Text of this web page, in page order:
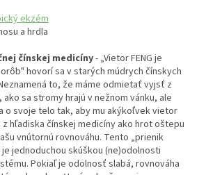
ekzém
a hrdla
čínskej medicíny- „Vietor FENG je
hovorí sa v starých múdrych čínskych
to, že máme odmietať vyjsť z
sa stromy hrajú v nežnom vánku, ale
o svoje telo tak, aby mu akýkoľvek vietor
hľadiska čínskej medicíny ako hrot oštepu
vnútornú rovnováhu. Tento „prienik
jednoduchou skúškou (ne)odolnosti
Pokiaľ je odolnosť slabá, rovnováha